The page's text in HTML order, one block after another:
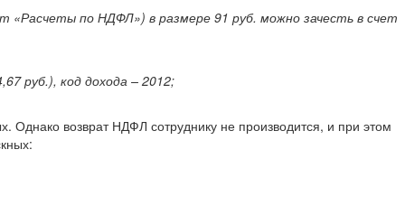
«Расчеты по НДФЛ») в размере 91 руб. можно зачесть в счет
руб.), код дохода – 2012;
Однако возврат НДФЛ сотруднику не производится, и при этом